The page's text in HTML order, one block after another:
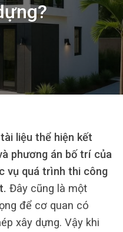
liệu thể hiện kết
phương án bố trí của
vụ quá trình thi công
Đây cũng là một
để cơ quan có
xây dựng. Vậy khi